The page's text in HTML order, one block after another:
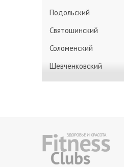
Подольский
Святошинский
Соломенский
Шевченковский